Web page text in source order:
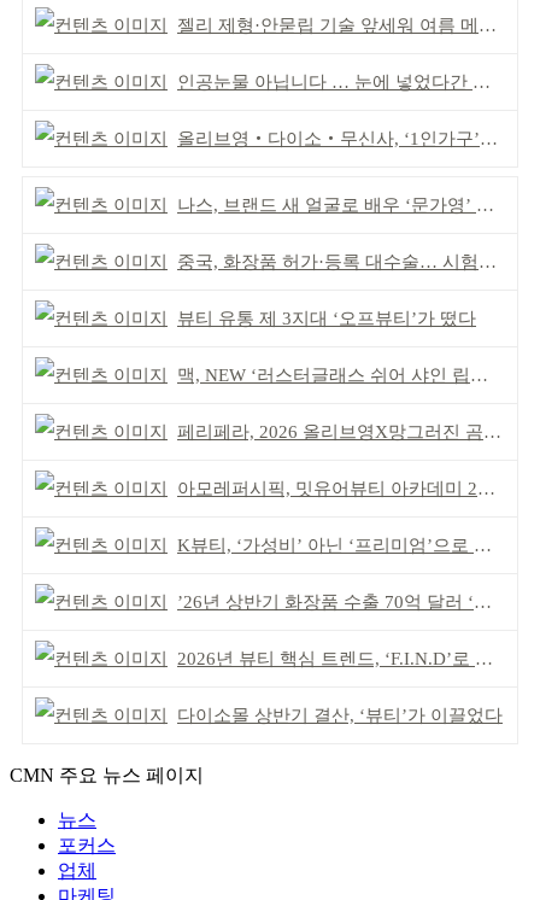
젤리 제형·안묻립 기술 앞세워 여름 메이크업 시장 공략
인공눈물 아닙니다 … 눈에 넣었다간 각막 손상
올리브영‧다이소‧무신사, ‘1인가구’가 이끈다
나스, 브랜드 새 얼굴로 배우 ‘문가영’ 발탁
중국, 화장품 허가·등록 대수술… 시험자료 공용 허용
뷰티 유통 제 3지대 ‘오프뷰티’가 떴다
맥, NEW ‘러스터글래스 쉬어 샤인 립스틱’ 출시
페리페라, 2026 올리브영X망그러진 곰 콜라보
아모레퍼시픽, 밋유어뷰티 아카데미 2기 발대식
K뷰티, ‘가성비’ 아닌 ‘프리미엄’으로 승부걸어야
’26년 상반기 화장품 수출 70억 달러 ‘역대 최고’
2026년 뷰티 핵심 트렌드, ‘F.I.N.D’로 읽는다
다이소몰 상반기 결산, ‘뷰티’가 이끌었다
CMN 주요 뉴스 페이지
뉴스
포커스
업체
마케팅